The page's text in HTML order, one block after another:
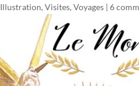
Illustration,Visites,Voyages |6